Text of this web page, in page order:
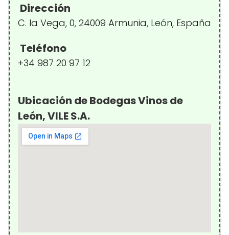
Dirección
C. la Vega, 0, 24009 Armunia, León, España
Teléfono
+34 987 20 97 12
Ubicación de Bodegas Vinos de
León, VILE S.A.